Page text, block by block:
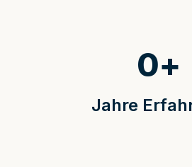
Jahre
0+